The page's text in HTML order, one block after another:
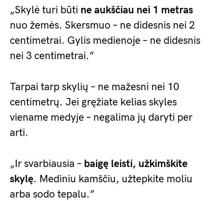
„Skylė turi būti ne aukščiau nei 1 metras
nuo žemės. Skersmuo – ne didesnis nei 2
centimetrai. Gylis medienoje – ne didesnis
nei 3 centimetrai.”
Tarpai tarp skylių – ne mažesni nei 10
centimetrų. Jei gręžiate kelias skyles
viename medyje – negalima jų daryti per
arti.
„Ir svarbiausia – baigę leisti, užkimškite
skylę. Mediniu kamščiu, užtepkite moliu
arba sodo tepalu.”